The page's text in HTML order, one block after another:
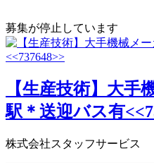
募集が停止しています
【生産技術】大手
駅＊送迎バス有
株式会社スタッフサービス